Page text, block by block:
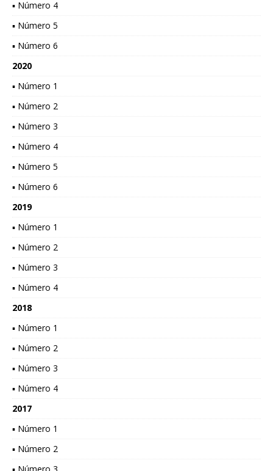
▪ Número 4
▪ Número 5
▪ Número 6
2020
▪ Número 1
▪ Número 2
▪ Número 3
▪ Número 4
▪ Número 5
▪ Número 6
2019
▪ Número 1
▪ Número 2
▪ Número 3
▪ Número 4
2018
▪ Número 1
▪ Número 2
▪ Número 3
▪ Número 4
2017
▪ Número 1
▪ Número 2